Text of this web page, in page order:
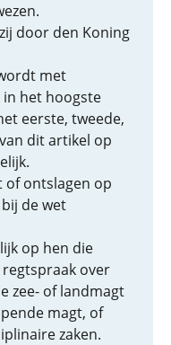
door den Koning
met
het hoogste
eerste, tweede,
dit artikel op
of ontslagen op
de wet
op hen die
over
zee- of landmagt
magt, of
zaken.